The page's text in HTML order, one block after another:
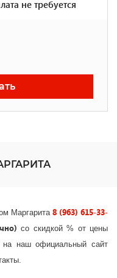
не требуется
Маргарита 8 (963) 615-33-
со скидкой % от цены
на наш официальный сайт